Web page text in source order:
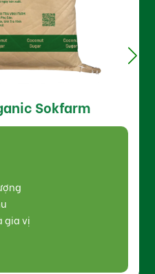
Nước tương mật hoa
Sokfarm
Sarb xuất tương ớt